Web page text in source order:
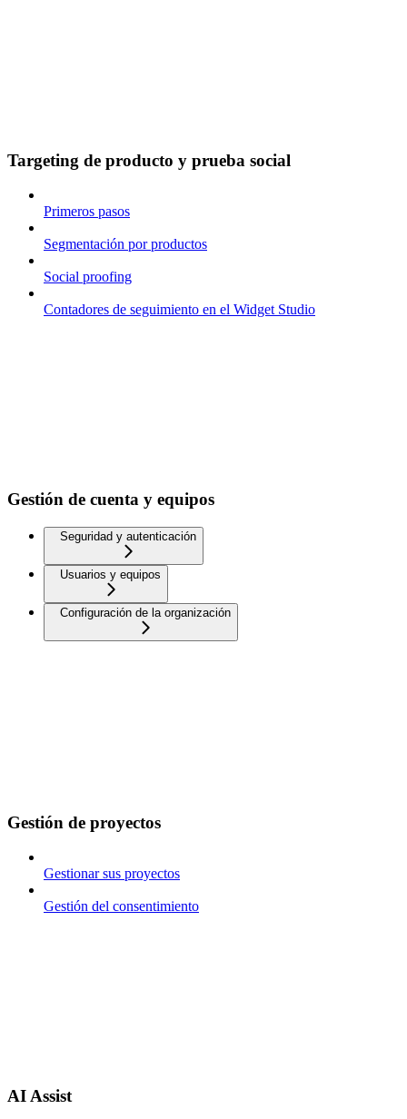
Targeting de producto y prueba social
Primeros pasos
Segmentación por productos
Social proofing
Contadores de seguimiento en el Widget Studio
Gestión de cuenta y equipos
Seguridad y autenticación
Usuarios y equipos
Configuración de la organización
Gestión de proyectos
Gestionar sus proyectos
Gestión del consentimiento
AI Assist